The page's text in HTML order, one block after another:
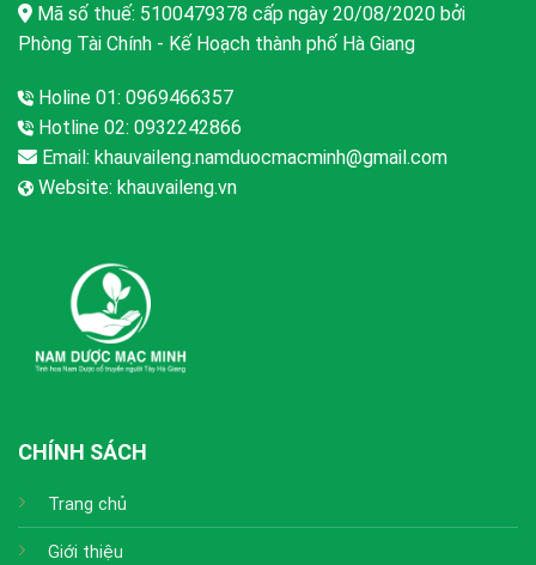
Mã số thuế: 5100479378 cấp ngày 20/08/2020 bởi
Phòng Tài Chính - Kế Hoạch thành phố Hà Giang
Holine 01: 0969466357
Hotline 02: 0932242866
Email: khauvaileng.namduocmacminh@gmail.com
Website: khauvaileng.vn
CHÍNH SÁCH
Trang chủ
Giới thiệu